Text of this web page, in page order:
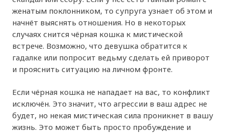
женатым поклонником, то супруга узнает об этом и
начнёт выяснять отношения. Но в некоторых
случаях снится чёрная кошка к мистической
встрече. Возможно, что девушка обратится к
гадалке или попросит ведьму сделать ей приворот
и прояснить ситуацию на личном фронте.
Если чёрная кошка не нападает на вас, то конфликт
исключён. Это значит, что агрессии в ваш адрес не
будет, но некая мистическая сила проникнет в вашу
жизнь. Это может быть просто пробуждение и